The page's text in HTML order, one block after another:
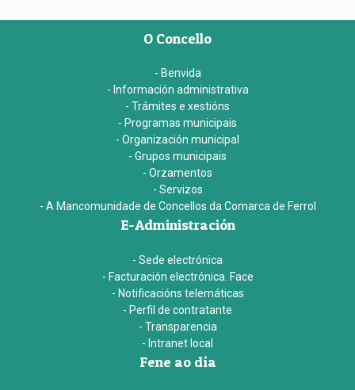
O Concello
- Benvida
- Información administrativa
- Trámites e xestións
- Programas municipais
- Organización municipal
- Grupos municipais
- Orzamentos
- Servizos
- A Mancomunidade de Concellos da Comarca de Ferrol
E-Administración
- Sede electrónica
- Facturación electrónica. Face
- Notificacións telemáticas
- Perfil de contratante
- Transparencia
- Intranet local
Fene ao día